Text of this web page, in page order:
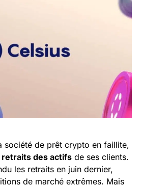
société de prêt crypto en faillite,
retraits des actifs de ses clients.
les retraits en juin dernier,
de marché extrêmes. Mais